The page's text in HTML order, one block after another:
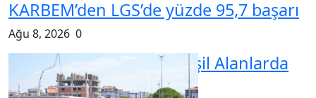
Gönderi Yorum
Takip Et